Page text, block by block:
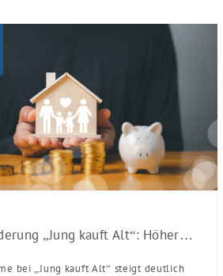
KfW-Förderung „Jung kauft Alt“: Höhere Kredite ab August 2026
bei „Jung kauft Alt“ steigt deutlich